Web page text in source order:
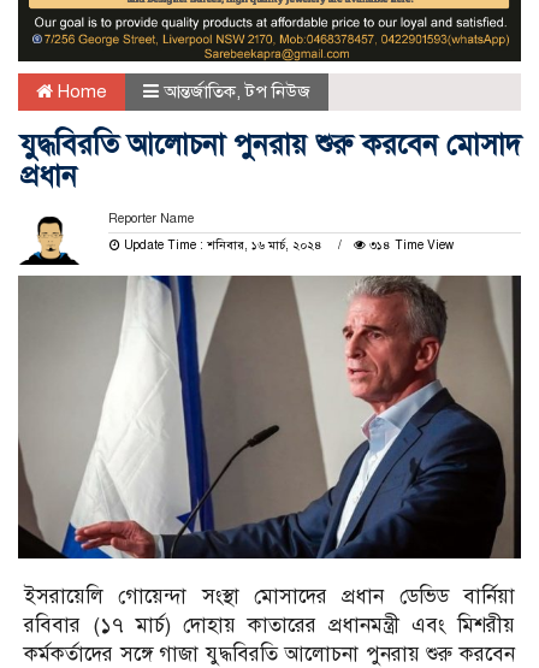
Home আন্তর্জাতিক,টপ নিউজ
যুদ্ধবিরতি আলোচনা পুনরায় শুরু করবেন মোসাদ
প্রধান
Reporter Name
Update Time : শনিবার, ১৬ মার্চ, ২০২৪
৩১৪ Time View
ইসরায়েলি গোয়েন্দা সংস্থা মোসাদের প্রধান ডেভিড বার্নিয়া
রবিবার (১৭ মার্চ) দোহায় কাতারের প্রধানমন্ত্রী এবং মিশরীয়
কর্মকর্তাদের সঙ্গে গাজা যুদ্ধবিরতি আলোচনা পুনরায় শুরু করবেন